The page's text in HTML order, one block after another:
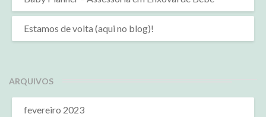
Estamos de volta (aqui no blog)!
ARQUIVOS
fevereiro 2023